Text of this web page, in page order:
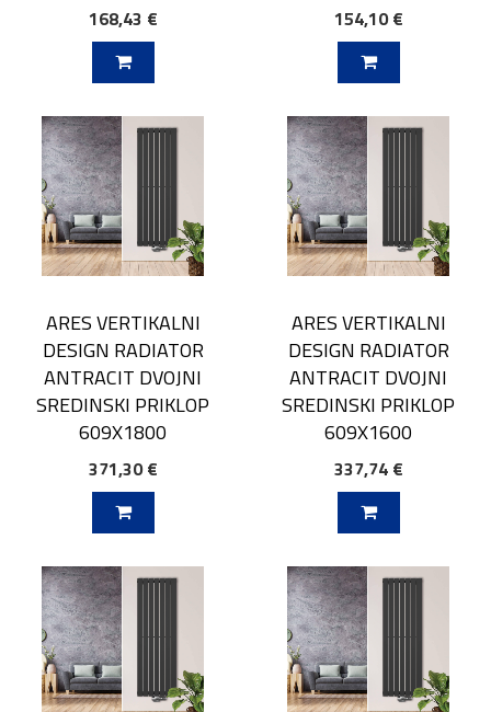
168,43 € 154,10 €
ARES VERTIKALNI
DESIGN RADIATOR
ANTRACIT DVOJNI
SREDINSKI PRIKLOP
609X1800
371,30 €
ARES VERTIKALNI
DESIGN RADIATOR
ANTRACIT DVOJNI
SREDINSKI PRIKLOP
609X1600
337,74 €